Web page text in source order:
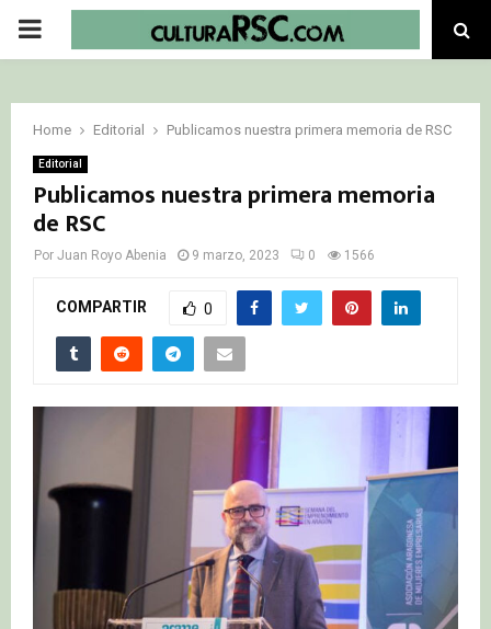
PRIMARY
Home Editorial Publicamos nuestra primera memoria de RSC
Editorial
Publicamos nuestra primera memoria
de RSC
Por Juan Royo Abenia 9 marzo, 2023 0 1566
COMPARTIR 0